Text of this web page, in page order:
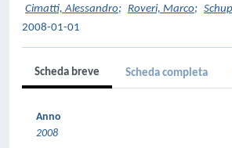
Cimatti, Alessandro; Roveri, Marco;
2008-01-01
Scheda breve Scheda completa
Anno
2008